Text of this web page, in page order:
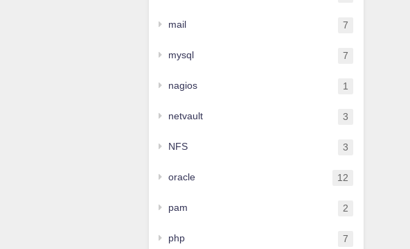
mail 7
mysql 7
nagios 1
netvault 3
NFS 3
oracle 12
pam 2
php 7